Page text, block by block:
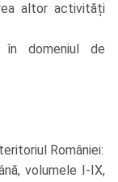
altor activități
domeniul de
României:
volumele I-IX,